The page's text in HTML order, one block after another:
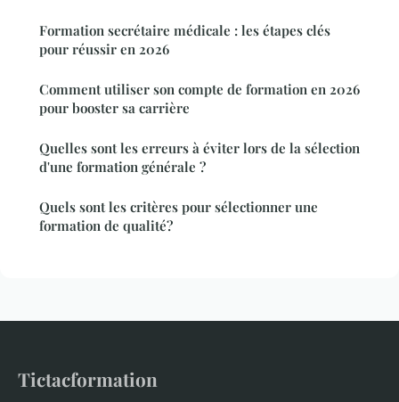
Formation secrétaire médicale : les étapes clés
pour réussir en 2026
Comment utiliser son compte de formation en 2026
pour booster sa carrière
Quelles sont les erreurs à éviter lors de la sélection
d'une formation générale ?
Quels sont les critères pour sélectionner une
formation de qualité?
Tictacformation